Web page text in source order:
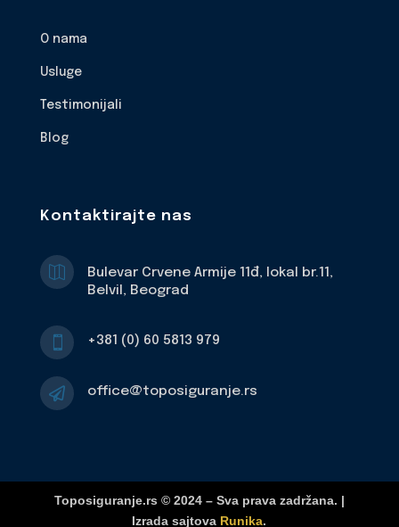
O nama
Usluge
Testimonijali
Blog
Kontaktirajte nas

Bulevar Crvene Armije 11đ, lokal br.11,
Belvil, Beograd
 +381 (0) 60 5813 979
 office@toposiguranje.rs
Toposiguranje.rs © 2024 – Sva prava zadržana. |
Izrada sajtova Runika.